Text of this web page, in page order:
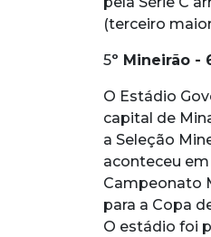
(terceiro
5º Mineirão -
O Estádio
capital de
a Seleção
aconteceu em
Campeonato
para a Copa
O estádio foi